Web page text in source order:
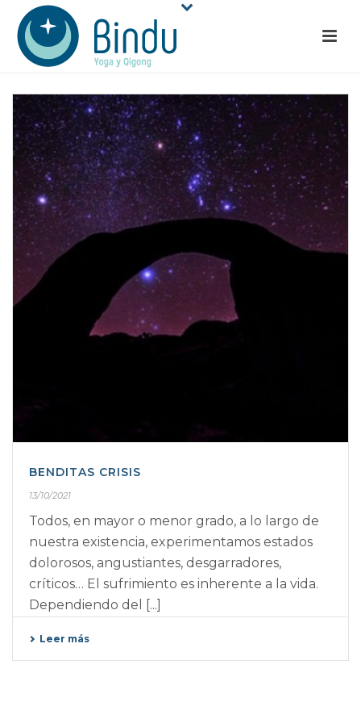
BENDITAS CRISIS
13/10/2021
Todos, en mayor o menor grado, a lo largo de
nuestra existencia, experimentamos estados
dolorosos, angustiantes, desgarradores,
críticos… El sufrimiento es inherente a la vida.
Dependiendo del [...]
Leer más